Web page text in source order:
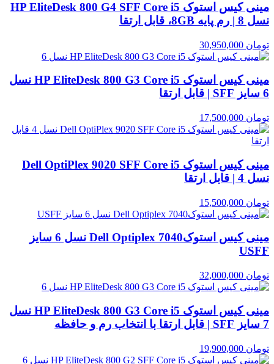
مینی کیس استوک HP EliteDesk 800 G4 SFF Core i5
نسل 8 | رم پایه 8GB، قابل ارتقا
تومان
مینی کیس استوک HP EliteDesk 800 G3 Core i5 نسل
6 سایز SFF | قابل ارتقا
تومان
مینی کیس استوک Dell OptiPlex 9020 SFF Core i5
نسل 4 | قابل ارتقا
تومان
مینی کیس استوکDell Optiplex 7040 نسل 6 سایز
USFF
تومان
مینی کیس استوک HP EliteDesk 800 G3 Core i5 نسل
7 سایز SFF | قابل ارتقا با انتخاب رم و حافظه
تومان